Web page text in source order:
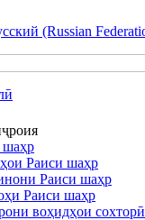
шаҳр
Раиси шаҳр
Раиси шаҳр
Раиси шаҳр
воҳидҳои сохторӣ